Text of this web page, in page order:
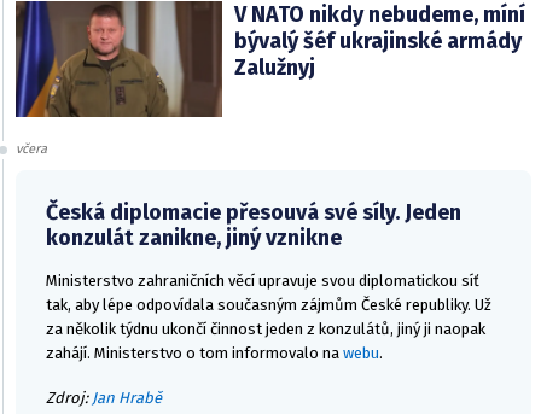
V NATO nikdy nebudeme, míní
bývalý šéf ukrajinské armády
Zalužnyj
včera
Česká diplomacie přesouvá své síly. Jeden
konzulát zanikne, jiný vznikne
Ministerstvo zahraničních věcí upravuje svou diplomatickou síť
tak, aby lépe odpovídala současným zájmům České republiky. Už
za několik týdnu ukončí činnost jeden z konzulátů, jiný ji naopak
zahájí. Ministerstvo o tom informovalo na webu.
Zdroj: Jan Hrabě